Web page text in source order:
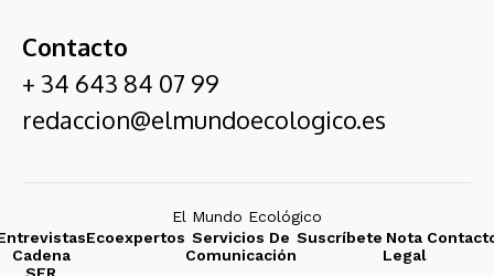
Contacto
+ 34 643 84 07 99
redaccion@elmundoecologico.es
El Mundo Ecológico
Cadena
Ecoexpertos Servicios De
Comunicación
Suscríbete Nota
Legal